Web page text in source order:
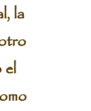
la